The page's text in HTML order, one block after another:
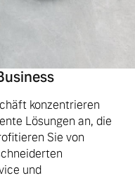
konzentrieren
Lösungen an, die
Sie von
und